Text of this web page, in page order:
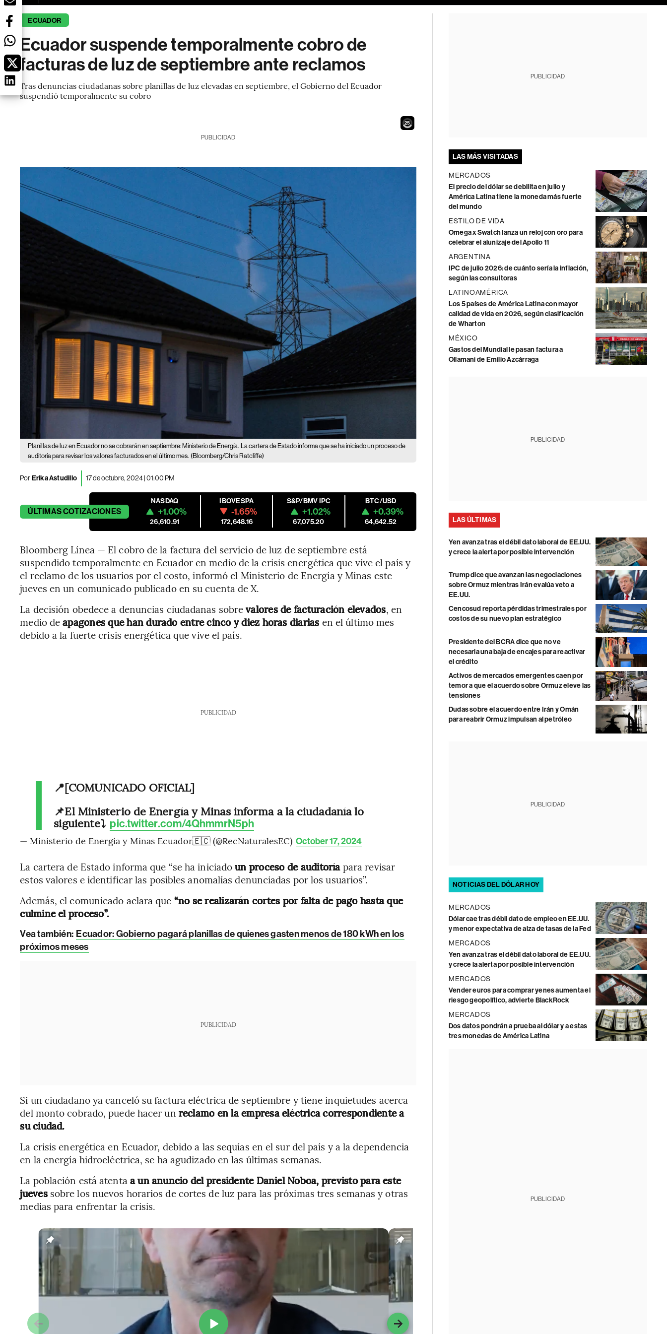
ECUADOR
Ecuador suspende temporalmente cobro de
facturas de luz de septiembre ante reclamos
Tras denuncias ciudadanas sobre planillas de luz elevadas en septiembre, el Gobierno del Ecuador
suspendió temporalmente su cobro
23
PUBLICIDAD
Planillas de luz en Ecuador no se cobrarán en septiembre: Ministerio de Energía.
La cartera de Estado informa que se ha iniciado un proceso de
auditoría para revisar los valores facturados en el último mes. (Bloomberg/Chris Ratcliffe)
PorErika Astudillo 17 de octubre, 2024 | 01:00 PM
ÚLTIMASCOTIZACIONES
NASDAQ
+1.00%
26,610.91
IBOVESPA
-1.65%
172,648.16
S&P/BMV IPC
+1.02%
67,075.20
BTC/USD
+0.39%
64,642.52
Bloomberg Línea — El cobro de la factura del servicio de luz de septiembre está
suspendido temporalmente en Ecuador en medio de la crisis energética que vive el país y
el reclamo de los usuarios por el costo, informó el Ministerio de Energía y Minas este
jueves en un comunicado publicado en su cuenta de X.
La decisión obedece a denuncias ciudadanas sobrevalores de facturación elevados, en
medio deapagones que han durado entre cinco y diez horas diarias en el último mes
debido a la fuerte crisis energética que vive el país.
PUBLICIDAD
📍[COMUNICADO OFICIAL]
📌El Ministerio de Energía y Minas informa a la ciudadanía lo
siguiente⤵️ pic.twitter.com/4QhmmrN5ph
— Ministerio de Energía y Minas Ecuador🇪🇨 (@RecNaturalesEC) October 17, 2024
La cartera de Estado informa que “se ha iniciadoun proceso de auditoríapara revisar
estos valores e identificar las posibles anomalías denunciadas por los usuarios”.
Además, el comunicado aclara que “no se realizarán cortes por falta de pago hasta que
culmine el proceso”.
Vea también: Ecuador: Gobierno pagará planillas de quienes gasten menos de 180 kWh en los
próximos meses
PUBLICIDAD
Si un ciudadano ya canceló su factura eléctrica de septiembre y tiene inquietudes acerca
del monto cobrado, puede hacer un reclamo en la empresa eléctrica correspondiente a
su ciudad.
La crisis energética en Ecuador, debido a las sequías en el sur del país y a la dependencia
en la energía hidroeléctrica, se ha agudizado en las últimas semanas.
La población está atenta a un anuncio del presidente Daniel Noboa, previsto para este
juevessobre los nuevos horarios de cortes de luz para las próximas tres semanas y otras
medias para enfrentar la crisis.
PUBLICIDAD
LAS MÁS VISITADAS
MERCADOS
El precio del dólar se debilita en julio y
América Latina tiene la moneda más fuerte
del mundo
ESTILO DE VIDA
Omega x Swatch lanza un reloj con oro para
celebrar el alunizaje del Apollo 11
ARGENTINA
IPC de julio 2026: de cuánto sería la inflación,
según las consultoras
LATINOAMÉRICA
Los 5 países de América Latina con mayor
calidad de vida en 2026, según clasificación
de Wharton
MÉXICO
Gastos del Mundial le pasan factura a
Ollamani de Emilio Azcárraga
PUBLICIDAD
LAS ÚLTIMAS
Yen avanza tras el débil dato laboral de EE.UU.
y crece la alerta por posible intervención
Trump dice que avanzan las negociaciones
sobre Ormuz mientras Irán evalúa veto a
EE.UU.
Cencosud reporta pérdidas trimestrales por
costos de su nuevo plan estratégico
Presidente del BCRA dice que no ve
necesaria una baja de encajes para reactivar
el crédito
Activos de mercados emergentes caen por
temor a que el acuerdo sobre Ormuz eleve las
tensiones
Dudas sobre el acuerdo entre Irán y Omán
para reabrir Ormuz impulsan al petróleo
PUBLICIDAD
NOTICIAS DEL DÓLAR HOY
MERCADOS
Dólar cae tras débil dato de empleo en EE.UU.
y menor expectativa de alza de tasas de la Fed
MERCADOS
Yen avanza tras el débil dato laboral de EE.UU.
y crece la alerta por posible intervención
MERCADOS
Vender euros para comprar yenes aumenta el
riesgo geopolítico, advierte BlackRock
MERCADOS
Dos datos pondrán a prueba al dólar y a estas
tres monedas de América Latina
PUBLICIDAD